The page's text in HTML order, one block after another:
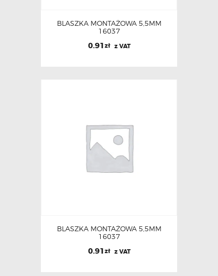
BLASZKA MONTAŻOWA 5,5MM
16037
0.91zł z VAT
BLASZKA MONTAŻOWA 5,5MM
16037
0.91zł z VAT